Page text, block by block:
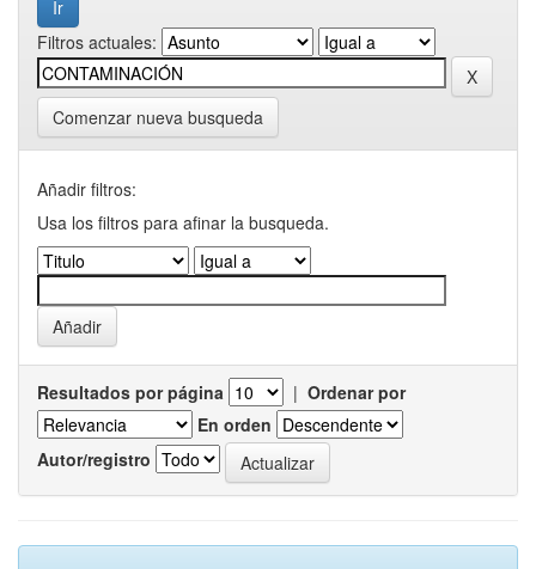
Filtros actuales:
Comenzar nueva busqueda
Añadir filtros:
Usa los filtros para afinar la busqueda.
Resultados por página | Ordenar por
En orden
Autor/registro